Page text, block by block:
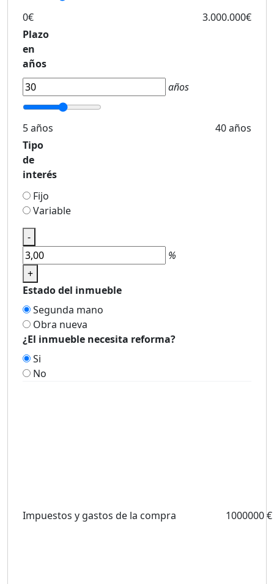
0€
3.000.000€
Plazo
en
años
años
5 años
40 años
Tipo
de
interés
Fijo
Variable
-
%
+
Estado del inmueble
Segunda mano
Obra nueva
¿El inmueble necesita reforma?
Si
No
Impuestos y gastos de la compra 1000000 €